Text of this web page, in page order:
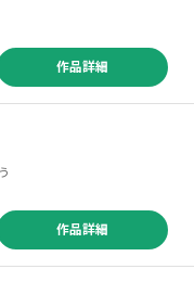
作品詳細
作品詳細